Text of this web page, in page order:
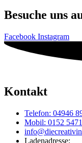
Besuche uns
Facebook Instagram
Kontakt
Telefon: 04946
Mobil: 0152
Ladenadresse: